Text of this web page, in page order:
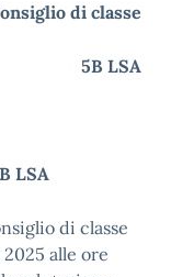
di classe
5B LSA
LSA
di classe
alle ore